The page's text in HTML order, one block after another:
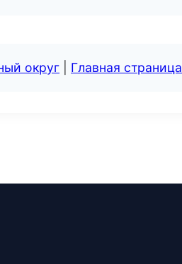
округ Главная страница